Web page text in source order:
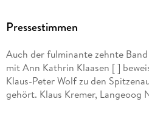
verkauft worden. Mehr als 60
Autor ist Mitglied im PEN-
Die Romane mit
stehen regelmäßig mehrere
Pressestimmen
Auch der fulminante zehnte
mit Ann Kathrin Klaasen [ ]
Klaus-Peter Wolf zu den
gehört. Klaus Kremer, Langeoog